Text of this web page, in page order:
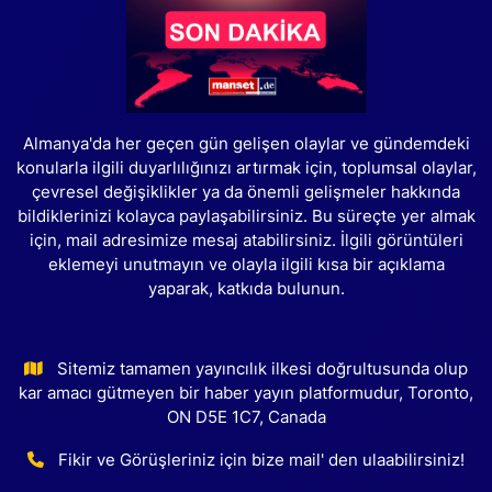
Almanya'da her geçen gün gelişen olaylar ve gündemdeki
konularla ilgili duyarlılığınızı artırmak için, toplumsal olaylar,
çevresel değişiklikler ya da önemli gelişmeler hakkında
bildiklerinizi kolayca paylaşabilirsiniz. Bu süreçte yer almak
için, mail adresimize mesaj atabilirsiniz. İlgili görüntüleri
eklemeyi unutmayın ve olayla ilgili kısa bir açıklama
yaparak, katkıda bulunun.
Sitemiz tamamen yayıncılık ilkesi doğrultusunda olup
kar amacı gütmeyen bir haber yayın platformudur, Toronto,
ON D5E 1C7, Canada
Fikir ve Görüşleriniz için bize mail' den ulaabilirsiniz!